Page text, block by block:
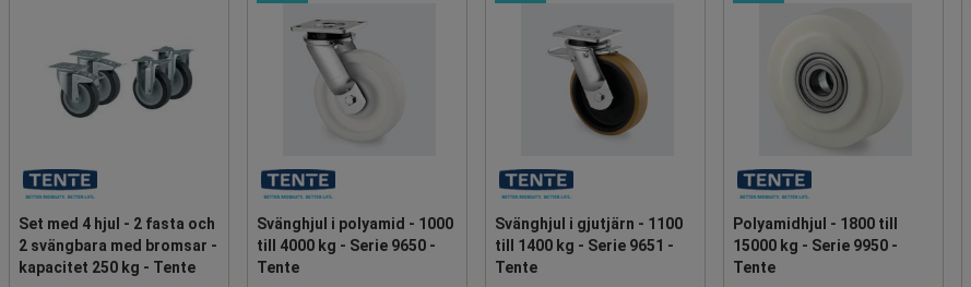
Set med 4 hjul - 2 fasta och
2 svängbara med bromsar -
kapacitet 250 kg - Tente
Svänghjul i polyamid - 1000
till 4000 kg - Serie 9650 -
Tente
Svänghjul i gjutjärn - 1100
till 1400 kg - Serie 9651 -
Tente
Polyamidhjul - 1800 till
15000 kg - Serie 9950 -
Tente